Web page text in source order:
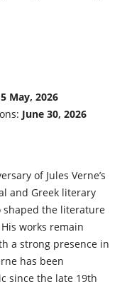
May, 2026
June 30, 2026
of Jules Verne’s
and Greek literary
shaped the literature
works remain
a strong presence in
has been
since the late 19th